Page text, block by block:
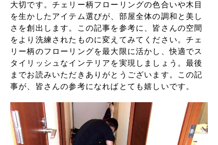
大切です。チェリー柄フローリングの色合いや木目
を生かしたアイテム選びが、部屋全体の調和と美し
さを創出します。この記事を参考に、皆さんの空間
をより洗練されたものに変えてみてください。チェ
リー柄のフローリングを最大限に活かし、快適でス
タイリッシュなインテリアを実現しましょう。最後
までお読みいただきありがとうございます。この記
事が、皆さんの参考になればとても嬉しいです。